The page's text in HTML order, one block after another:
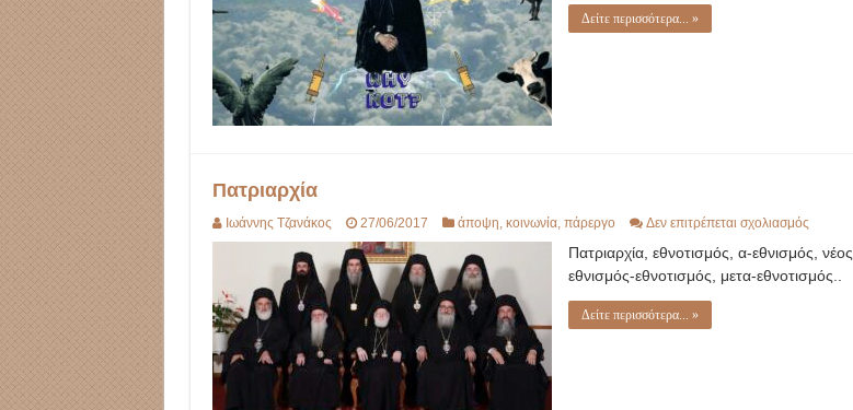
Δείτε περισσότερα... »
Πατριαρχία
Ιωάννης Τζανάκος 27/06/2017 άποψη κοινωνία, πάρεργο Δεν επιτρέπεται σχολιασμόςστο
Πατριαρχία, εθνοτισμός, α-εθνισμός, νέος
εθνισμός-εθνοτισμός, μετα-εθνοτισμός..
Δείτε περισσότερα... »